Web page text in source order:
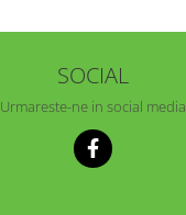
SOCIAL
Urmareste-ne in social media